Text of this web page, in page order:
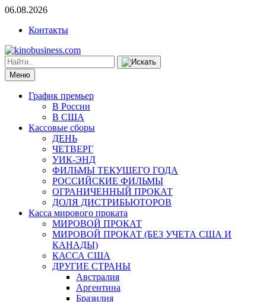
06.08.2026
Контакты
Меню
График премьер
В России
В США
Кассовые сборы
ДЕНЬ
ЧЕТВЕРГ
УИК-ЭНД
ФИЛЬМЫ ТЕКУЩЕГО ГОДА
РОССИЙСКИЕ ФИЛЬМЫ
ОГРАНИЧЕННЫЙ ПРОКАТ
ДОЛЯ ДИСТРИБЬЮТОРОВ
Касса мирового проката
МИРОВОЙ ПРОКАТ
МИРОВОЙ ПРОКАТ (БЕЗ УЧЕТА США И
КАНАДЫ)
КАССА США
ДРУГИЕ СТРАНЫ
Австралия
Аргентина
Бразилия